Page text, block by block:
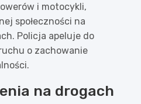
i motocykli,
społeczności na
Policja apeluje do
o zachowanie
na drogach